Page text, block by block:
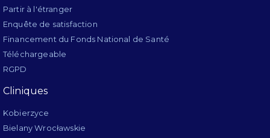
Partir à l'étranger
Enquête de satisfaction
Financement du Fonds National de Santé
Téléchargeable
RGPD
Cliniques
Kobierzyce
Bielany Wrocławskie